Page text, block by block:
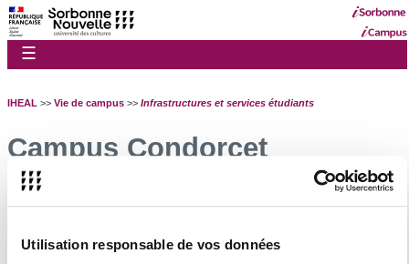
Utilisation responsable de vos données
☰
IHEAL >> Vie de campus >> Infrastructures et services étudiants
Campus Condorcet
Adresse du campus
Campus Condorcet